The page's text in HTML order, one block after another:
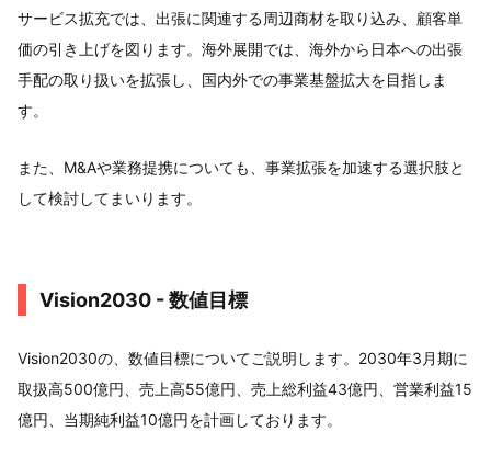
サービス拡充では、出張に関連する周辺商材を取り込み、顧客単
価の引き上げを図ります。海外展開では、海外から日本への出張
手配の取り扱いを拡張し、国内外での事業基盤拡大を目指しま
す。
また、M&Aや業務提携についても、事業拡張を加速する選択肢と
して検討してまいります。
Vision2030 - 数値目標
Vision2030の、数値目標についてご説明します。2030年3月期に
取扱高500億円、売上高55億円、売上総利益43億円、営業利益15
億円、当期純利益10億円を計画しております。